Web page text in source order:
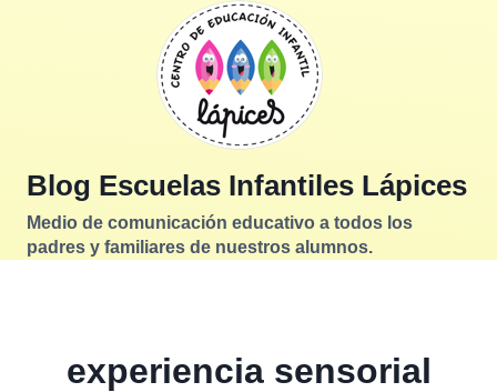
Blog Escuelas Infantiles Lápices
Medio de comunicación educativo a todos los
padres y familiares de nuestros alumnos.
experiencia sensorial